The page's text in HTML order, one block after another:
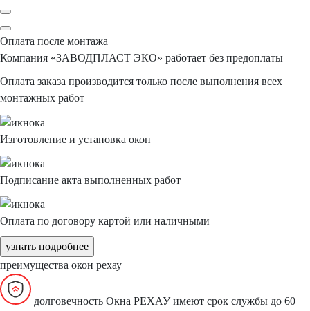
Оплата после монтажа
Компания «ЗАВОДПЛАСТ ЭКО» работает без предоплаты
Оплата заказа производится только после выполнения всех
монтажных работ
Изготовление и установка окон
Подписание акта выполненных работ
Оплата по договору картой или наличными
узнать подробнее
преимущества окон рехау
долговечность Окна РЕХАУ имеют срок службы до 60